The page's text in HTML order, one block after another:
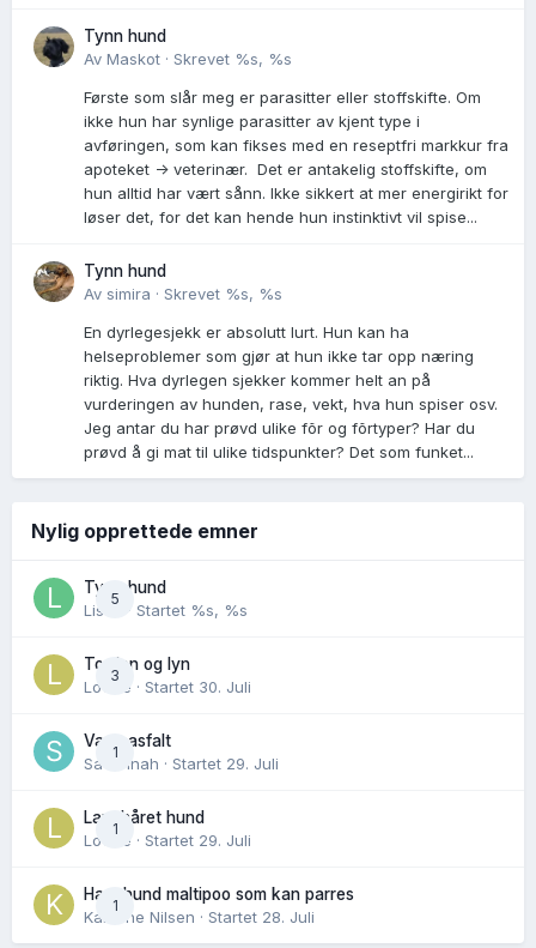
Tynn hund
Av Maskot · Skrevet %s, %s
Første som slår meg er parasitter eller stoffskifte. Om
ikke hun har synlige parasitter av kjent type i
avføringen, som kan fikses med en reseptfri markkur fra
apoteket -> veterinær. Det er antakelig stoffskifte, om
hun alltid har vært sånn. Ikke sikkert at mer energirikt for
løser det, for det kan hende hun instinktivt vil spise...
Tynn hund
Av simira · Skrevet %s, %s
En dyrlegesjekk er absolutt lurt. Hun kan ha
helseproblemer som gjør at hun ikke tar opp næring
riktig. Hva dyrlegen sjekker kommer helt an på
vurderingen av hunden, rase, vekt, hva hun spiser osv.
Jeg antar du har prøvd ulike fõr og fõrtyper? Har du
prøvd å gi mat til ulike tidspunkter? Det som funket...
Nylig opprettede emner
5
Tynn hund
Lisen
· Startet %s, %s
3
Torden og lyn
Lovise · Startet 30. Juli
1
Varm asfalt
Savannah · Startet 29. Juli
1
Langhåret hund
Lovise · Startet 29. Juli
1
Hannhund maltipoo som kan parres
Karoline Nilsen · Startet 28. Juli